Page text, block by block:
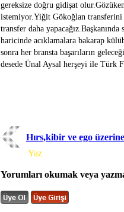
gereksize doğru gidişat
istemiyor.Yiğit Gökoğlan transferini
transfer daha
haricinde acıklamalara bakarap
sonra her bransta başarıların
desede Ünal Aysal herşeyi ile Türk
Hırs,kibir ve ego
Yaz
Yorumları okumak veya